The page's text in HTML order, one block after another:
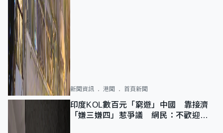
新聞資訊 港聞 首頁新聞
印度KOL數百元「窮遊」中國 靠接濟
「嫌三嫌四」惹爭議 網民：不歡迎劣